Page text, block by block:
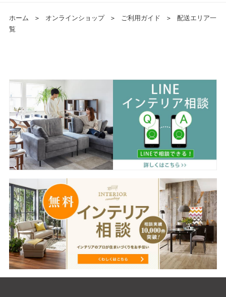
ホーム ＞ オンラインショップ ＞ ご利用ガイド ＞
配送エリア一
覧